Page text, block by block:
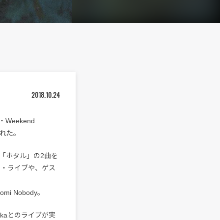
2018.10.24
Weekend
た。
ホタル」の2曲を
ライブや、ゲス
Nobody。
とのライブが実